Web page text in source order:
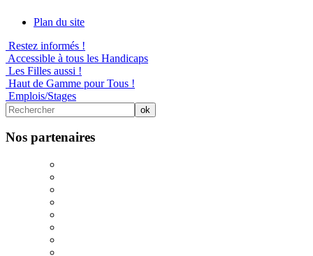
Plan du site
Restez informés !
Accessible à tous les Handicaps
Les Filles aussi !
Haut de Gamme pour Tous !
Emplois/Stages
Nos partenaires